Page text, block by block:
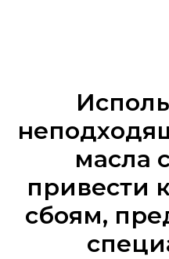
масла
привести
сбоям,